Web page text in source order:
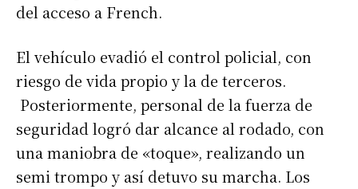
del acceso a French.
El vehículo evadió el control policial, con
riesgo de vida propio y la de terceros.
Posteriormente, personal de la fuerza de
seguridad logró dar alcance al rodado, con
una maniobra de «toque», realizando un
semi trompo y así detuvo su marcha. Los